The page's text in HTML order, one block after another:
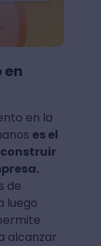
en
en la
es el
de
luego
alcanzar